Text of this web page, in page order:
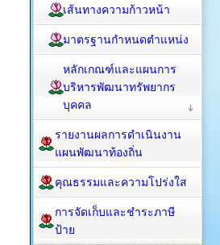
เส้นทางความก้าวหน้า
มาตรฐานกำหนดตำแหน่ง
หลักเกณฑ์และแผนการ
บริหารพัฒนาทรัพยากร
บุคคล
รายงานผลการดำเนินงาน
แผนพัฒนาท้องถิ่น
คุณธรรมและความโปร่งใส
การจัดเก็บและชำระภาษี
ป้าย